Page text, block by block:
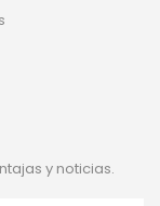
y noticias.